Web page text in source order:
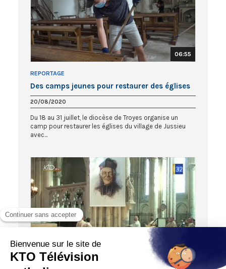
06:55
REPORTAGE
Des camps jeunes pour restaurer des églises
20/08/2020
Du 18 au 31 juillet, le diocèse de Troyes organise un
camp pour restaurer les églises du village de Jussieu
avec...
BÉATIFICATIONS